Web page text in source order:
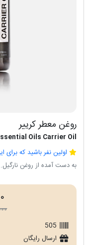
روغن معطر کرییر
Oils Carrier Oil
اولین نفر باشید که برای
به دست آمده از روغن
505
ارسال رایگان